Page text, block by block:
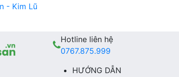
- Kim Lũ
Hotline liên hệ
0767.875.999
HƯỚNG DẪN